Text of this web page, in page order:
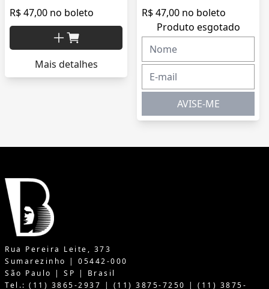
R$ 47,00 no boleto
Mais detalhes
R$ 47,00 no boleto
Produto esgotado
AVISE-ME
Rua Pereira Leite, 373
Sumarezinho | 05442-000
São Paulo | SP | Brasil
Tel.: (11) 3865-2937 | (11) 3875-7250 | (11) 3875-